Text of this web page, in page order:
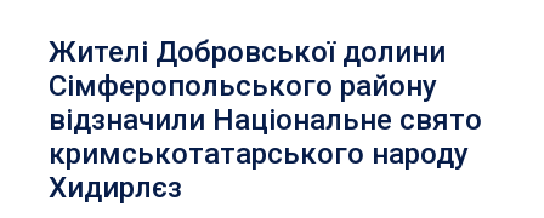
Жителі Добровської долини
Сімферопольського району
відзначили Національне свято
кримськотатарського народу
Хидирлєз